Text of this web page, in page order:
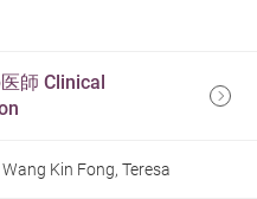
師 Clinical
Wang Kin Fong, Teresa